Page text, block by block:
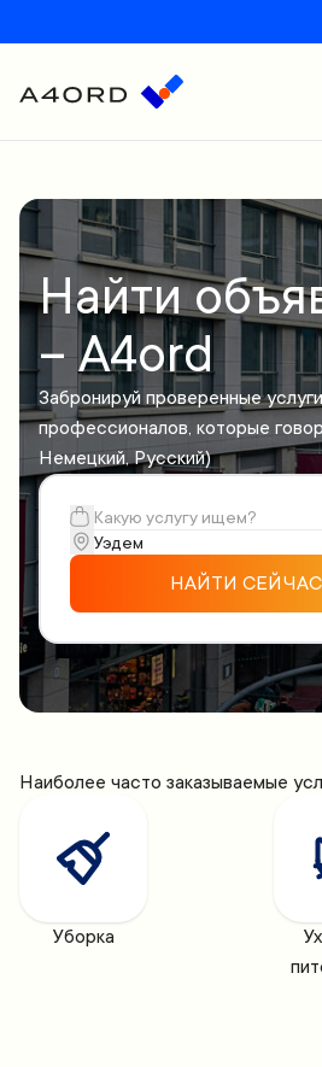
Найти
– A4ord
Забронируй проверенные
профессионалов, которые
Немецкий, Русский)
НАЙТИ СЕЙЧАС
Наиболее часто заказываемые
Уборка